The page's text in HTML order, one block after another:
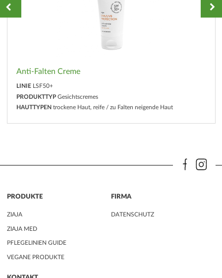
Anti-Falten Creme
LINIE
LSF50+
PRODUKTTYP Gesichtscremes
HAUTTYPEN trockene Haut, reife / zu Falten neigende Haut
PRODUKTE
ZIAJA
ZIAJA MED
PFLEGELINIEN GUIDE
VEGANE PRODUKTE
FIRMA
DATENSCHUTZ